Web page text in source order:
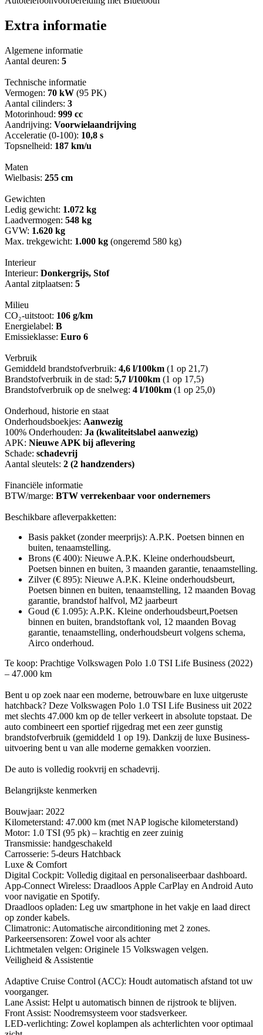
Extra informatie
Algemene informatie
Aantal deuren: 5
Technische informatie
Vermogen: 70 kW (95 PK)
Aantal cilinders: 3
Motorinhoud: 999 cc
Aandrijving: Voorwielaandrijving
Acceleratie (0-100): 10,8 s
Topsnelheid: 187 km/u
Maten
Wielbasis: 255 cm
Gewichten
Ledig gewicht: 1.072 kg
Laadvermogen: 548 kg
GVW: 1.620 kg
Max. trekgewicht: 1.000 kg (ongeremd 580 kg)
Interieur
Interieur: Donkergrijs, Stof
Aantal zitplaatsen: 5
Milieu
CO₂-uitstoot: 106 g/km
Energielabel: B
Emissieklasse: Euro 6
Verbruik
Gemiddeld brandstofverbruik: 4,6 l/100km (1 op 21,7)
Brandstofverbruik in de stad: 5,7 l/100km (1 op 17,5)
Brandstofverbruik op de snelweg: 4 l/100km (1 op 25,0)
Onderhoud, historie en staat
Onderhoudsboekjes: Aanwezig
100% Onderhouden: Ja (kwaliteitslabel aanwezig)
APK: Nieuwe APK bij aflevering
Schade: schadevrij
Aantal sleutels: 2 (2 handzenders)
Financiële informatie
BTW/marge: BTW verrekenbaar voor ondernemers
Beschikbare afleverpakketten:
Basis pakket (zonder meerprijs): A.P.K. Poetsen binnen en
buiten, tenaamstelling.
Brons (€ 400): Nieuwe A.P.K. Kleine onderhoudsbeurt,
Poetsen binnen en buiten, 3 maanden garantie, tenaamstelling.
Zilver (€ 895): Nieuwe A.P.K. Kleine onderhoudsbeurt,
Poetsen binnen en buiten, tenaamstelling, 12 maanden Bovag
garantie, brandstof halfvol, M2 jaarbeurt
Goud (€ 1.095): A.P.K. Kleine onderhoudsbeurt,Poetsen
binnen en buiten, brandstoftank vol, 12 maanden Bovag
garantie, tenaamstelling, onderhoudsbeurt volgens schema,
Airco onderhoud.
Te koop: Prachtige Volkswagen Polo 1.0 TSI Life Business (2022)
– 47.000 km
Bent u op zoek naar een moderne, betrouwbare en luxe uitgeruste
hatchback? Deze Volkswagen Polo 1.0 TSI Life Business uit 2022
met slechts 47.000 km op de teller verkeert in absolute topstaat. De
auto combineert een sportief rijgedrag met een zeer gunstig
brandstofverbruik (gemiddeld 1 op 19). Dankzij de luxe Business-
uitvoering bent u van alle moderne gemakken voorzien.
De auto is volledig rookvrij en schadevrij.
Belangrijkste kenmerken
Bouwjaar: 2022
Kilometerstand: 47.000 km (met NAP logische kilometerstand)
Motor: 1.0 TSI (95 pk) – krachtig en zeer zuinig
Transmissie: handgeschakeld
Carrosserie: 5-deurs Hatchback
Luxe & Comfort
Digital Cockpit: Volledig digitaal en personaliseerbaar dashboard.
App-Connect Wireless: Draadloos Apple CarPlay en Android Auto
voor navigatie en Spotify.
Draadloos opladen: Leg uw smartphone in het vakje en laad direct
op zonder kabels.
Climatronic: Automatische airconditioning met 2 zones.
Parkeersensoren: Zowel voor als achter
Lichtmetalen velgen: Originele 15 Volkswagen velgen.
Veiligheid & Assistentie
Adaptive Cruise Control (ACC): Houdt automatisch afstand tot uw
voorganger.
Lane Assist: Helpt u automatisch binnen de rijstrook te blijven.
Front Assist: Noodremsysteem voor stadsverkeer.
LED-verlichting: Zowel koplampen als achterlichten voor optimaal